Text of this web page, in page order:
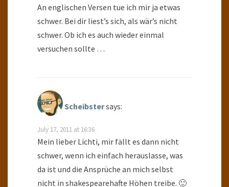
An englischen Versen tue ich mir ja etwas
schwer. Bei dir liest’s sich, als wär’s nicht
schwer. Ob ich es auch wieder einmal
versuchen sollte …
Scheibstersays:
July 17, 2011 at 16:36
Mein lieber Lichti, mir fällt es dann nicht
schwer, wenn ich einfach herauslasse, was
da ist und die Ansprüche an mich selbst
nicht in shakespearehafte Höhen treibe. 🙂